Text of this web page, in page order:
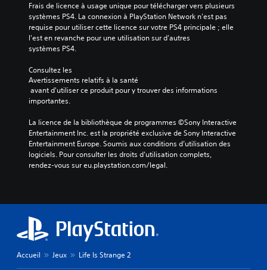
Frais de licence à usage unique pour télécharger vers plusieurs
systèmes PS4. La connexion à PlayStation Network n'est pas
requise pour utiliser cette licence sur votre PS4 principale ; elle
l'est en revanche pour une utilisation sur d'autres
systèmes PS4.
Consultez les
Avertissements relatifs à la santé
importantes.
La licence de la bibliothèque de programmes ©Sony Interactive
Entertainment Inc. est la propriété exclusive de Sony Interactive
Entertainment Europe. Soumis aux conditions d’utilisation des
logiciels. Pour consulter les droits d’utilisation complets,
rendez-vous sur eu.playstation.com/legal.
Accueil Jeux Life Is Strange 2